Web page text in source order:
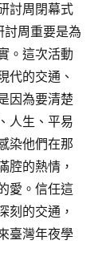
討周閉幕式
周重要是為
。這次活動
代的交通、
因為要清楚
人生、平易
染他們在那
腔的熱情，
愛。信任這
刻的交通，
臺灣年夜學